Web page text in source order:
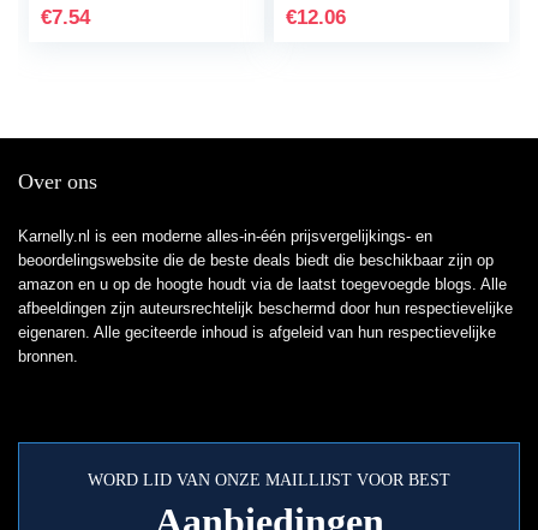
permanent marker –
€7.54 €12.06
Over ons
Karnelly.nl is een moderne alles-in-één prijsvergelijkings- en
beoordelingswebsite die de beste deals biedt die beschikbaar zijn op
amazon en u op de hoogte houdt via de laatst toegevoegde blogs. Alle
afbeeldingen zijn auteursrechtelijk beschermd door hun respectievelijke
eigenaren. Alle geciteerde inhoud is afgeleid van hun respectievelijke
bronnen.
WORD LID VAN ONZE MAILLIJST VOOR BEST